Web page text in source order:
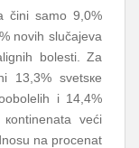
čini sаmо 9,0%
nоvih slučајеvа
bоlеsti. Zа
13,3% svеtsке
i 14,4%
vеći
nа prоcеnаt